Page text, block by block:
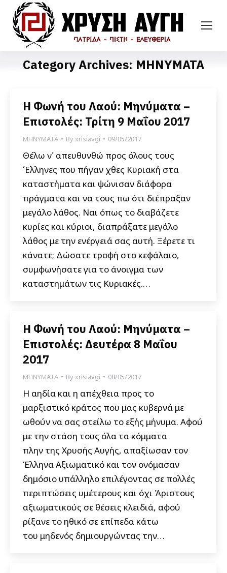
Category Archives: ΜΗΝΥΜΑΤΑ
Η Φωνή του Λαού: Μηνύματα –
Επιστολές: Τρίτη 9 Μαΐου 2017
ΜΗΝΥΜΑΤΑ Byxrisiavgi 09/05/2017
Θέλω ν΄ απευθυνθώ προς όλους τους
΄Ελληνες που πήγαν χθες Κυριακή στα
καταστήματα και ψώνισαν διάφορα
πράγματα και να τους πω ότι διέπραξαν
μεγάλο λάθος. Ναι όπως το διαβάζετε
κυρίες και κύριοι, διαπράξατε μεγάλο
λάθος με την ενέργειά σας αυτή. Ξέρετε τι
κάνατε; Δώσατε τροφή στο κεφάλαιο,
συμφωνήσατε για το άνοιγμα των
καταστημάτων τις Κυριακές.…
Η Φωνή του Λαού: Μηνύματα –
Επιστολές: Δευτέρα 8 Μαΐου
2017
ΜΗΝΥΜΑΤΑ Byxrisiavgi 08/05/2017
Η αηδία και η απέχθεια προς το
μαρξιστικό κράτος που μας κυβερνά με
ωθούν να σας στείλω το εξής μήνυμα. Αφού
με την στάση τους όλα τα κόμματα
πλην της Χρυσής Αυγής, απαξίωσαν τον
Έλληνα Αξιωματικό και τον ονόμασαν
δημόσιο υπάλληλο επιλέγοντας σε πολλές
περιπτώσεις υμέτερους και όχι Άριστους
αξιωματικούς σε θέσεις κλειδιά, αφού
ρίξανε το ηθικό σε επίπεδα κάτω
του μηδενός δημιουργώντας την…